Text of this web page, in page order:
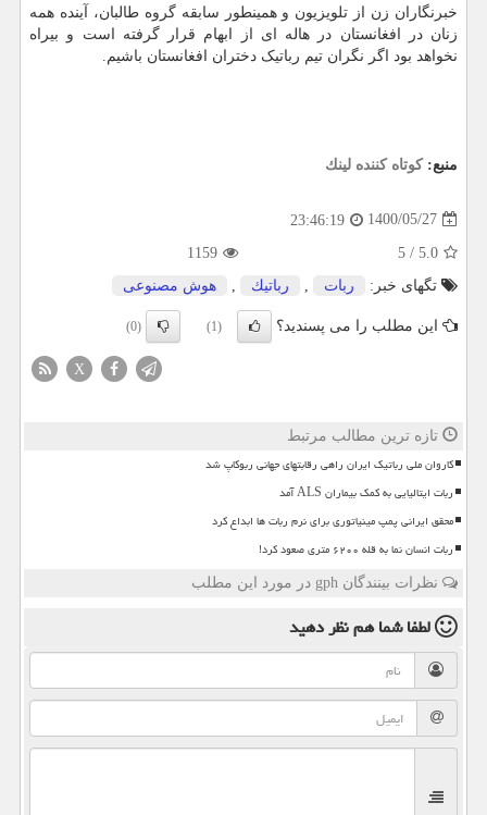
خبرنگاران زن از تلویزیون و همینطور سابقه گروه طالبان، آینده همه
زنان در افغانستان در هاله ای از ابهام قرار گرفته است و بیراه
نخواهد بود اگر نگران تیم رباتیک دختران افغانستان باشیم.
منبع: كوتاه كننده لینك
1400/05/27
23:46:19
5.0
/
5
1159
تگهای خبر:
ربات , رباتیك , هوش مصنوعی
این مطلب را می پسندید؟ (1)
(0)
X
تازه ترین مطالب مرتبط
کاروان ملی رباتیک ایران راهی رقابتهای جهانی ربوکاپ شد
ربات ایتالیایی به کمک بیماران ALS آمد
محقق ایرانی پمپ مینیاتوری برای نرم ربات ها ابداع کرد
ربات انسان نما به قله ۶۲۰۰ متری صعود کرد!
نظرات بینندگان gph در مورد این مطلب
لطفا شما همنظر دهید